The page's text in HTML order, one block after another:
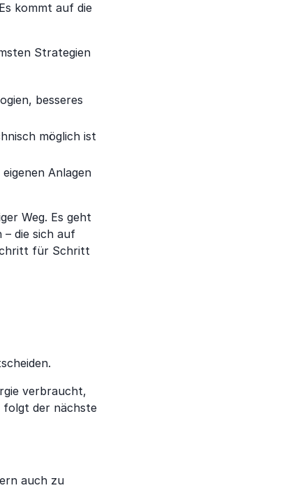
kommt auf die
Strategien
besseres
möglich ist
Anlagen
Weg. Es geht
die sich auf
für Schritt
verbraucht,
folgt der nächste
auch zu